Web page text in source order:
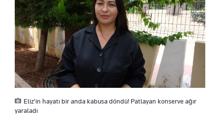
Eliz'in hayatı bir anda kabusa döndü! Patlayan konserve ağır
yaraladı